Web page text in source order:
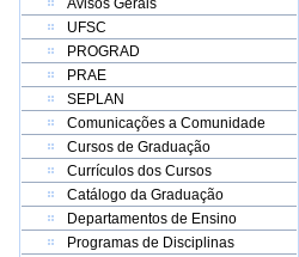
Avisos Gerais
UFSC
PROGRAD
PRAE
SEPLAN
Comunicações a Comunidade
Cursos de Graduação
Currículos dos Cursos
Catálogo da Graduação
Departamentos de Ensino
Programas de Disciplinas